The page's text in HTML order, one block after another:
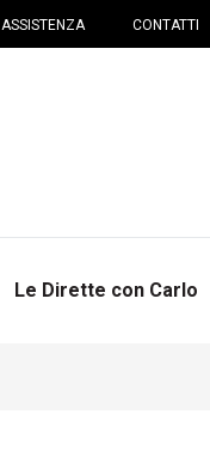
ASSISTENZA CONTATTI
Le Dirette con Carlo